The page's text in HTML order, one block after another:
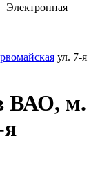
Электронная
ул. 7-я
ВАО, м.
я